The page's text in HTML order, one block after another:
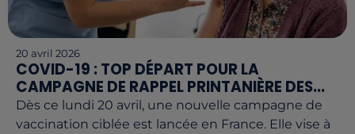
20 avril 2026
COVID-19 : TOP DÉPART POUR LA
CAMPAGNE DE RAPPEL PRINTANIÈRE DES...
Dès ce lundi 20 avril, une nouvelle campagne de
vaccination ciblée est lancée en France. Elle vise à